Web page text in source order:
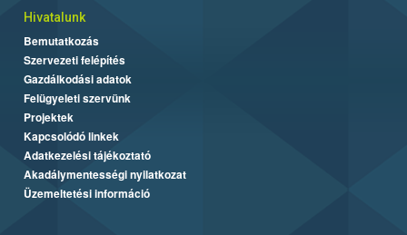
Hivatalunk
Bemutatkozás
Szervezeti felépítés
Gazdálkodási adatok
Felügyeleti szervünk
Projektek
Kapcsolódó linkek
Adatkezelési tájékoztató
Akadálymentességi nyilatkozat
Üzemeltetési információ